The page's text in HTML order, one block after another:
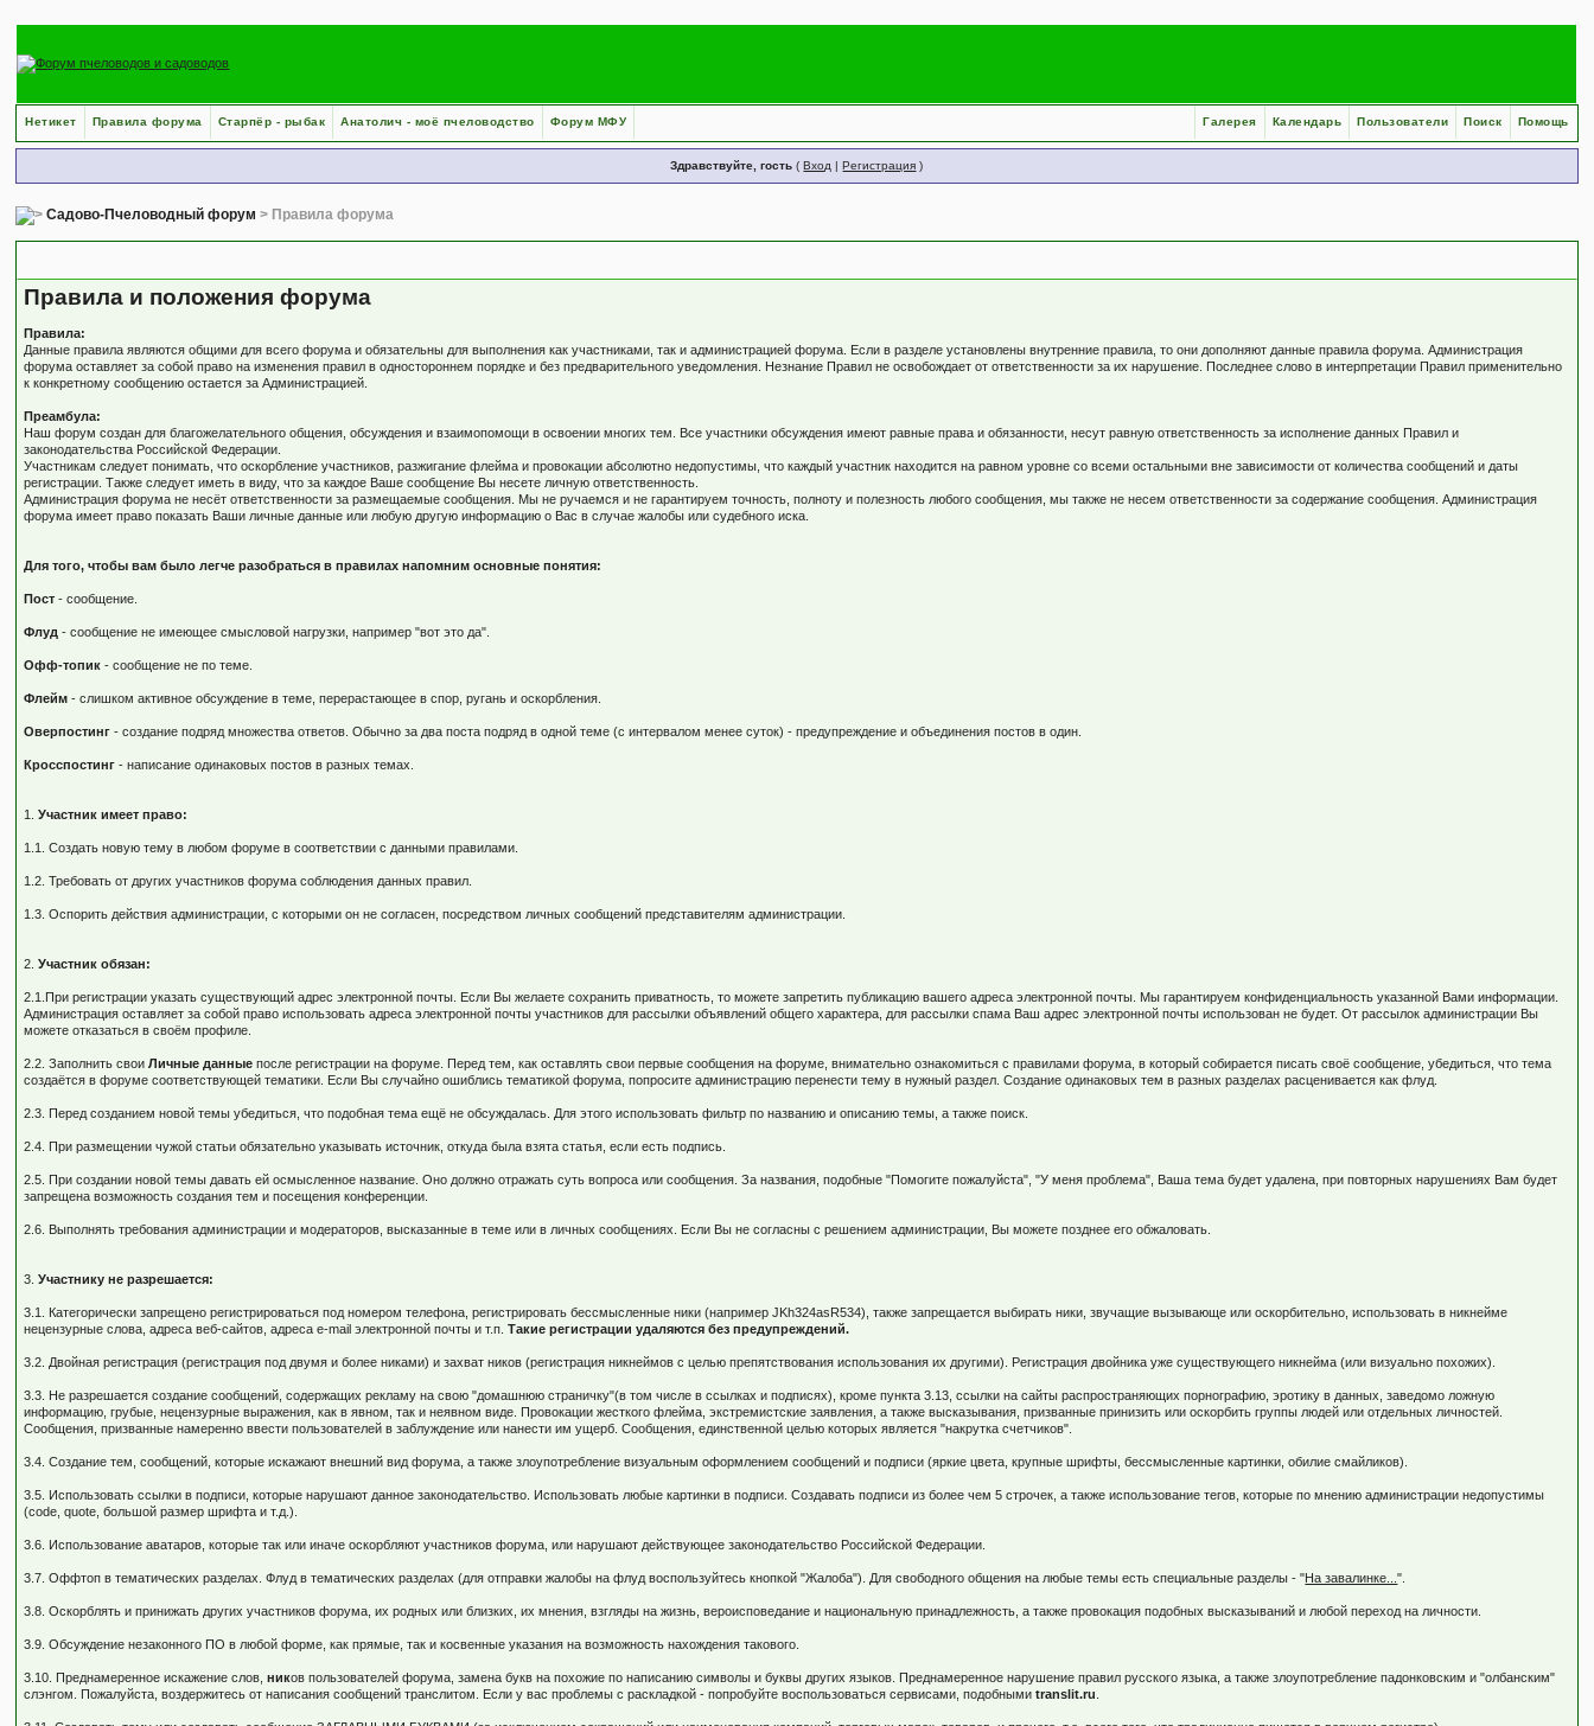
Нетикет Правила форума Старпёр - рыбак Анатолич - моё пчеловодство Форум МФУ Помощь
Поиск
Пользователи
Календарь
Галерея
Здравствуйте, гость (Вход |Регистрация )
Садово-Пчеловодный форум > Правила форума
Правила и положения форума
Правила:
Данные правила являются общими для всего форума и обязательны для выполнения как участниками, так и администрацией форума. Если в разделе установлены внутренние правила, то они дополняют данные правила форума. Администрация
форума оставляет за собой право на изменения правил в одностороннем порядке и без предварительного уведомления. Незнание Правил не освобождает от ответственности за их нарушение. Последнее слово в интерпретации Правил применительно
к конкретному сообщению остается за Администрацией.
Преамбула:
Наш форум создан для благожелательного общения, обсуждения и взаимопомощи в освоении многих тем. Все участники обсуждения имеют равные права и обязанности, несут равную ответственность за исполнение данных Правил и
законодательства Российской Федерации.
Участникам следует понимать, что оскорбление участников, разжигание флейма и провокации абсолютно недопустимы, что каждый участник находится на равном уровне со всеми остальными вне зависимости от количества сообщений и даты
регистрации. Также следует иметь в виду, что за каждое Ваше сообщение Вы несете личную ответственность.
Администрация форума не несёт ответственности за размещаемые сообщения. Мы не ручаемся и не гарантируем точность, полноту и полезность любого сообщения, мы также не несем ответственности за содержание сообщения. Администрация
форума имеет право показать Ваши личные данные или любую другую информацию о Вас в случае жалобы или судебного иска.
Для того, чтобы вам было легче разобраться в правилах напомним основные понятия:
Пост - сообщение.
Флуд - сообщение не имеющее смысловой нагрузки, например "вот это да".
Офф-топик - сообщение не по теме.
Флейм - слишком активное обсуждение в теме, перерастающее в спор, ругань и оскорбления.
Оверпостинг - создание подряд множества ответов. Обычно за два поста подряд в одной теме (с интервалом менее суток) - предупреждение и объединения постов в один.
Кросспостинг - написание одинаковых постов в разных темах.
1. Участник имеет право:
1.1. Создать новую тему в любом форуме в соответствии с данными правилами.
1.2. Требовать от других участников форума соблюдения данных правил.
1.3. Оспорить действия администрации, с которыми он не согласен, посредством личных сообщений представителям администрации.
2. Участник обязан:
2.1.При регистрации указать существующий адрес электронной почты. Если Вы желаете сохранить приватность, то можете запретить публикацию вашего адреса электронной почты. Мы гарантируем конфиденциальность указанной Вами информации.
Администрация оставляет за собой право использовать адреса электронной почты участников для рассылки объявлений общего характера, для рассылки спама Ваш адрес электронной почты использован не будет. От рассылок администрации Вы
можете отказаться в своём профиле.
2.2. Заполнить своиЛичные данные после регистрации на форуме. Перед тем, как оставлять свои первые сообщения на форуме, внимательно ознакомиться с правилами форума, в который собирается писать своё сообщение, убедиться, что тема
создаётся в форуме соответствующей тематики. Если Вы случайно ошиблись тематикой форума, попросите администрацию перенести тему в нужный раздел. Создание одинаковых тем в разных разделах расценивается как флуд.
2.3. Перед созданием новой темы убедиться, что подобная тема ещё не обсуждалась. Для этого использовать фильтр по названию и описанию темы, а также поиск.
2.4. При размещении чужой статьи обязательно указывать источник, откуда была взята статья, если есть подпись.
2.5. При создании новой темы давать ей осмысленное название. Оно должно отражать суть вопроса или сообщения. За названия, подобные "Помогите пожалуйста", "У меня проблема", Ваша тема будет удалена, при повторных нарушениях Вам будет
запрещена возможность создания тем и посещения конференции.
2.6. Выполнять требования администрации и модераторов, высказанные в теме или в личных сообщениях. Если Вы не согласны с решением администрации, Вы можете позднее его обжаловать.
3. Участнику не разрешается:
3.1. Категорически запрещено регистрироваться под номером телефона, регистрировать бессмысленные ники (например JKh324asR534), также запрещается выбирать ники, звучащие вызывающе или оскорбительно, использовать в никнейме
нецензурные слова, адреса веб-сайтов, адреса e-mail электронной почты и т.п.Такие регистрации удаляются без предупреждений.
3.2. Двойная регистрация (регистрация под двумя и более никами) и захват ников (регистрация никнеймов с целью препятствования использования их другими). Регистрация двойника уже существующего никнейма (или визуально похожих).
3.3. Не разрешается создание сообщений, содержащих рекламу на свою "домашнюю страничку"(в том числе в ссылках и подписях), кроме пункта 3.13, ссылки на сайты распространяющих порнографию, эротику в данных, заведомо ложную
информацию, грубые, нецензурные выражения, как в явном, так и неявном виде. Провокации жесткого флейма, экстремистские заявления, а также высказывания, призванные принизить или оскорбить группы людей или отдельных личностей.
Сообщения, призванные намеренно ввести пользователей в заблуждение или нанести им ущерб. Сообщения, единственной целью которых является "накрутка счетчиков".
3.4. Создание тем, сообщений, которые искажают внешний вид форума, а также злоупотребление визуальным оформлением сообщений и подписи (яркие цвета, крупные шрифты, бессмысленные картинки, обилие смайликов).
3.5. Использовать ссылки в подписи, которые нарушают данное законодательство. Использовать любые картинки в подписи. Создавать подписи из более чем 5 строчек, а также использование тегов, которые по мнению администрации недопустимы
(code, quote, большой размер шрифта и т.д.).
3.6. Использование аватаров, которые так или иначе оскорбляют участников форума, или нарушают действующее законодательство Российской Федерации.
3.7. Оффтоп в тематических разделах. Флуд в тематических разделах (для отправки жалобы на флуд воспользуйтесь кнопкой "Жалоба"). Для свободного общения на любые темы есть специальные разделы - "На завалинке...".
3.8. Оскорблять и принижать других участников форума, их родных или близких, их мнения, взгляды на жизнь, вероисповедание и национальную принадлежность, а также провокация подобных высказываний и любой переход на личности.
3.9. Обсуждение незаконного ПО в любой форме, как прямые, так и косвенные указания на возможность нахождения такового.
3.10. Преднамеренное искажение слов,ников пользователей форума, замена букв на похожие по написанию символы и буквы других языков. Преднамеренное нарушение правил русского языка, а также злоупотребление падонковским и "олбанским"
слэнгом. Пожалуйста, воздержитесь от написания сообщений транслитом. Если у вас проблемы с раскладкой - попробуйте воспользоваться сервисами, подобнымиtranslit.ru